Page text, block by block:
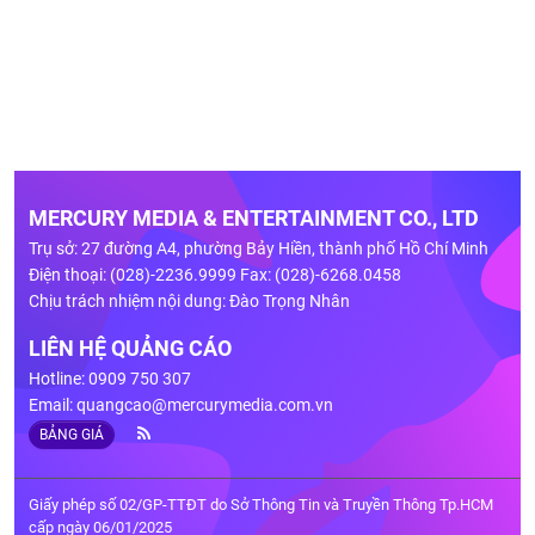
MERCURY MEDIA & ENTERTAINMENT CO., LTD
Trụ sở: 27 đường A4, phường Bảy Hiền, thành phố Hồ Chí Minh
Điện thoại: (028)-2236.9999 Fax: (028)-6268.0458
Chịu trách nhiệm nội dung: Đào Trọng Nhân
LIÊN HỆ QUẢNG CÁO
Hotline: 0909 750 307
Email:quangcao@mercurymedia.com.vn
BẢNG GIÁ
Giấy phép số 02/GP-TTĐT do Sở Thông Tin và Truyền Thông Tp.HCM
cấp ngày 06/01/2025